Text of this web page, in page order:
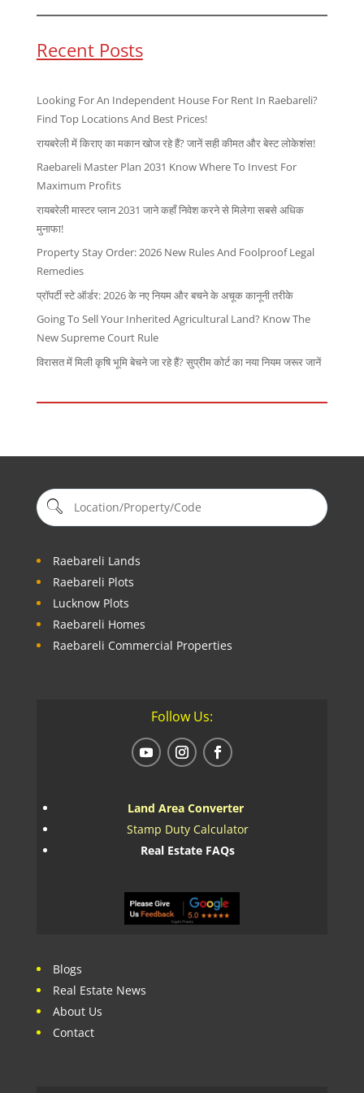
Recent Posts
Looking For An Independent House For Rent In Raebareli?
Find Top Locations And Best Prices!
रायबरेली में किराए का मकान खोज रहे हैं? जानें सही कीमत और बेस्ट लोकेशंस!
Raebareli Master Plan 2031 Know Where To Invest For
Maximum Profits
रायबरेली मास्टर प्लान 2031 जाने कहाँ निवेश करने से मिलेगा सबसे अधिक
मुनाफा!
Property Stay Order: 2026 New Rules And Foolproof Legal
Remedies
प्रॉपर्टी स्टे ऑर्डर: 2026 के नए नियम और बचने के अचूक कानूनी तरीके
Going To Sell Your Inherited Agricultural Land? Know The
New Supreme Court Rule
विरासत में मिली कृषि भूमि बेचने जा रहे हैं? सुप्रीम कोर्ट का नया नियम जरूर जानें
Raebareli Lands
Raebareli Plots
Lucknow Plots
Raebareli Homes
Raebareli Commercial Properties
Follow Us:
Land Area Converter
Stamp Duty Calculator
Real Estate FAQs
Blogs
Real Estate News
About Us
Contact